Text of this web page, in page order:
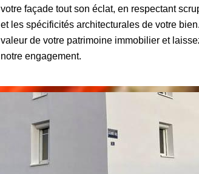
votre façade tout son éclat, en respectant
et les spécificités architecturales de votre
valeur de votre patrimoine immobilier et
notre engagement.